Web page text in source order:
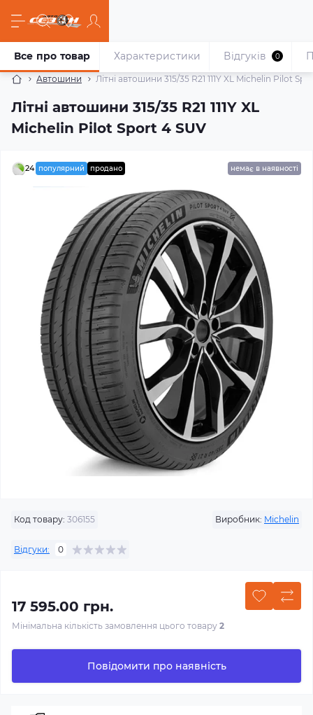
Автошини Літні автошини 315/35 R21 111Y XL Michelin Pilot
Літні автошини 315/35 R21 111Y XL
Michelin Pilot Sport 4 SUV
Все про товар Характеристики Відгуків 0
24 популярний продано немає в наявності
Код товару: 306155 Виробник: Michelin
Відгуки: 0
17 595.00 грн.
Мінімальна кількість замовлення цього товару 2
Повідомити про наявність